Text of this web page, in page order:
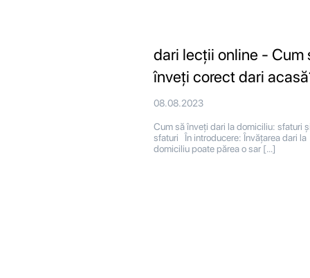
dari lecții online - Cum
înveți corect dari
08.08.2023
Cum să înveți dari la domiciliu: sfaturi
sfaturi În introducere: Învățarea dari la
domiciliu poate părea o sar […]